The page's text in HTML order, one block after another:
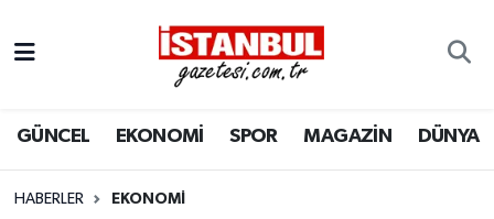
GÜNCEL EKONOMİ SPOR MAGAZİN DÜNYA
HABERLER EKONOMI
EKONOMİ
İSTANBUL
Nöbetçi Eczaneler
Hava Durumu
Trafik Durumu